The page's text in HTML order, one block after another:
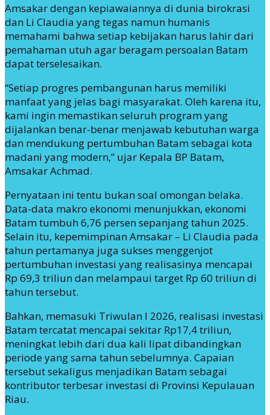
Amsakar dengan kepiawaiannya di dunia birokrasi
dan Li Claudia yang tegas namun humanis
memahami bahwa setiap kebijakan harus lahir dari
pemahaman utuh agar beragam persoalan Batam
dapat terselesaikan.
“Setiap progres pembangunan harus memiliki
manfaat yang jelas bagi masyarakat. Oleh karena itu,
kami ingin memastikan seluruh program yang
dijalankan benar-benar menjawab kebutuhan warga
dan mendukung pertumbuhan Batam sebagai kota
madani yang modern,” ujar Kepala BP Batam,
Amsakar Achmad.
Pernyataan ini tentu bukan soal omongan belaka.
Data-data makro ekonomi menunjukkan, ekonomi
Batam tumbuh 6,76 persen sepanjang tahun 2025.
Selain itu, kepemimpinan Amsakar – Li Claudia pada
tahun pertamanya juga sukses menggenjot
pertumbuhan investasi yang realisasinya mencapai
Rp 69,3 triliun dan melampaui target Rp 60 triliun di
tahun tersebut.
Bahkan, memasuki Triwulan I 2026, realisasi investasi
Batam tercatat mencapai sekitar Rp17,4 triliun,
meningkat lebih dari dua kali lipat dibandingkan
periode yang sama tahun sebelumnya. Capaian
tersebut sekaligus menjadikan Batam sebagai
kontributor terbesar investasi di Provinsi Kepulauan
Riau.